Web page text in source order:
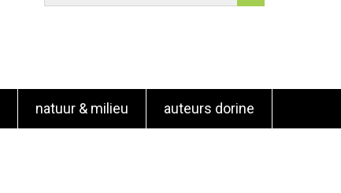
natuur & milieu auteurs dorine